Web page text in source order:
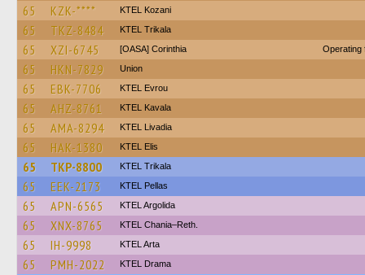
65 KZK-**** ΚΤΕL Kozani
65 TKZ-8484 ΚΤΕL Τrikala
65 XZI-6745 [OASA] Corinthia
65 HKN-7829 Union
65 EBK-7706 KTEL Evrou
65 AHZ-8761 KTEL Kavala
65 AMA-8294 KTEL Livadia
65 HAK-1380 KTEL Elis
65 TKP-8800 ΚΤΕL Τrikala
65 EEK-2173 KTEL Pellas
65 APN-6565 KTEL Argolida
65 XNX-8765 KTEL Chania–Reth.
65 IH-9998 KTEL Arta
65 PMH-2022 KTEL Drama